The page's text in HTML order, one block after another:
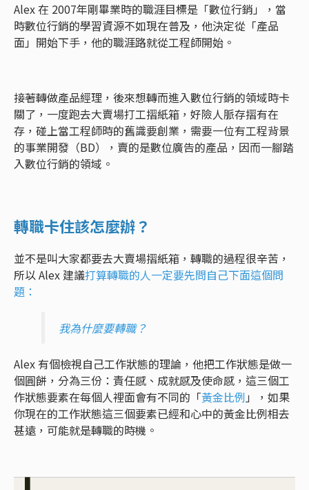
Alex 在 2007年剛畢業時的職涯目標是「數位行銷」，當
時數位行銷的學習資源不如現在普及，他決定從「產品
面」開始下手，他的職涯路就從工程師開始。
接著轉做產品經理，後來想轉而進入數位行銷的領域時卡
關了，一度跑去大賣場打工摺紙箱，好險人脈存摺有在
存，碰上當工程師時的舊識要創業，需要一位有工程背景
的事業開發（BD），賣的是數位廣告的產品，因而一腳踏
入數位行銷的領域。
轉職卡住該怎麼辦？
並不是叫大家都要去大賣場摺紙箱，轉職的過程很辛苦，
所以 Alex 建議打算轉職的人一定要先問自己下面這個問
題：
我為什麼要轉職？
Alex 有個檢視自己工作狀態的理論，他把工作狀態是做一
個圓餅，分為三份：責任感、成就感及使命感，這三個工
作狀態要素在每個人裡面會有不同的「黃金比例 」，如果
你現在的工作狀態這三個要素已經和心中的黃金比例相去
甚遠，可能就是轉職的時機。